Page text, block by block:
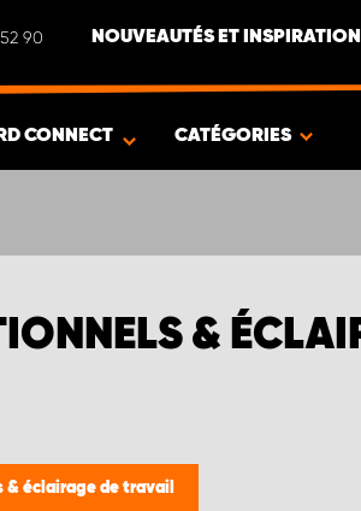
90 NOUVEAUTÉS ET INSPIRATION
CONNECT CATÉGORIES
&
& éclairage de travail